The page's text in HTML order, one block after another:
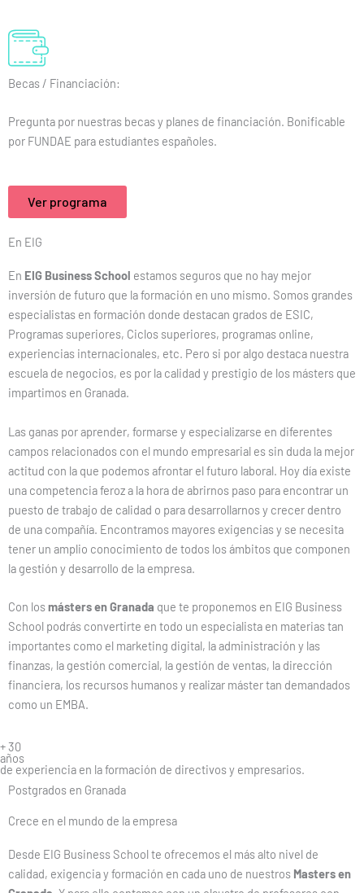
Becas / Financiación:
Pregunta por nuestras becas y planes de financiación. Bonificable
por FUNDAE para estudiantes españoles.
Ver programa
En EIG
En EIG Business School estamos seguros que no hay mejor
inversión de futuro que la formación en uno mismo. Somos grandes
especialistas en formación donde destacan grados de ESIC,
Programas superiores, Ciclos superiores, programas online,
experiencias internacionales, etc. Pero si por algo destaca nuestra
escuela de negocios, es por la calidad y prestigio de los másters que
impartimos en Granada.
Las ganas por aprender, formarse y especializarse en diferentes
campos relacionados con el mundo empresarial es sin duda la mejor
actitud con la que podemos afrontar el futuro laboral. Hoy día existe
una competencia feroz a la hora de abrirnos paso para encontrar un
puesto de trabajo de calidad o para desarrollarnos y crecer dentro
de una compañía. Encontramos mayores exigencias y se necesita
tener un amplio conocimiento de todos los ámbitos que componen
la gestión y desarrollo de la empresa.
Con losmásters en Granada que te proponemos en EIG Business
School podrás convertirte en todo un especialista en materias tan
importantes como el marketing digital, la administración y las
finanzas, la gestión comercial, la gestión de ventas, la dirección
financiera, los recursos humanos y realizar máster tan demandados
como un EMBA.
+ 30
años
de experiencia en la formación de directivos y empresarios.
Postgrados en Granada
Crece en el mundo de la empresa
Desde EIG Business School te ofrecemos el más alto nivel de
calidad, exigencia y formación en cada uno de nuestros Masters en